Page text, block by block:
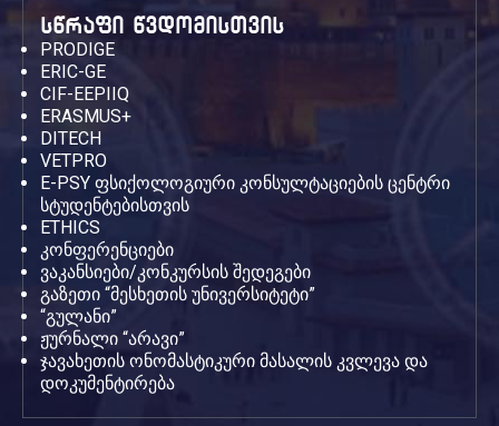
სწრაფი წვდომისთვის
PRODIGE
ERIC-GE
CIF-EEPIIQ
ERASMUS+
DITECH
VETPRO
E-PSY ფსიქოლოგიური კონსულტაციების ცენტრი
სტუდენტებისთვის
ETHICS
კონფერენციები
ვაკანსიები/კონკურსის შედეგები
გაზეთი “მესხეთის უნივერსიტეტი”
“გულანი”
ჟურნალი “არავი”
ჯავახეთის ონომასტიკური მასალის კვლევა და
დოკუმენტირება